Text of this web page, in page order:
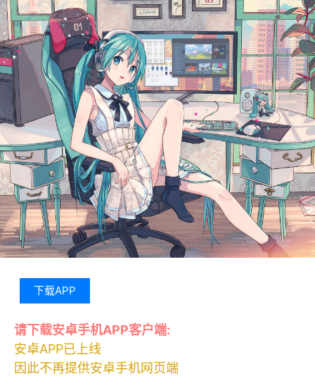
下载APP
请下载安卓手机APP客户端:
安卓APP已上线
因此不再提供安卓手机网页端